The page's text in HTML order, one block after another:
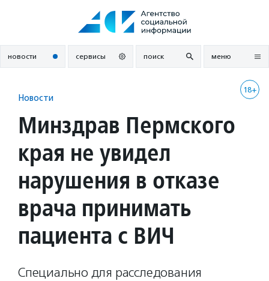
новости сервисы поиск меню
18+
Новости
Минздрав Пермского
края не увидел
нарушения в отказе
врача принимать
пациента с ВИЧ
Специально для расследования